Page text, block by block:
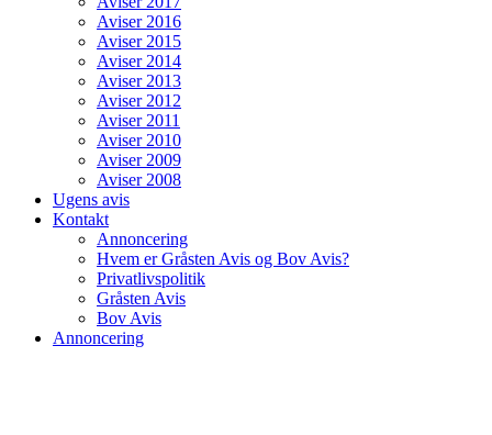
Aviser 2016
Aviser 2015
Aviser 2014
Aviser 2013
Aviser 2012
Aviser 2011
Aviser 2010
Aviser 2009
Aviser 2008
Ugens avis
Kontakt
Annoncering
Hvem er Gråsten Avis og Bov Avis?
Privatlivspolitik
Gråsten Avis
Bov Avis
Annoncering